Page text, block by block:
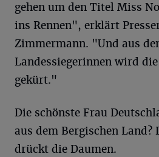
gehen um den Titel Miss
ins Rennen", erklärt
Zimmermann. "Und aus
Landessiegerinnen wird
gekürt."
Die schönste Frau
aus dem Bergischen Land?
drückt die Daumen.